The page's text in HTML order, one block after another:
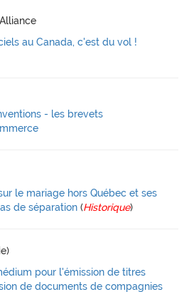
au Canada, c'est du vol !
- les brevets
le mariage hors Québec et ses
de séparation (Historique)
pour l'émission de titres
de documents de compagnies